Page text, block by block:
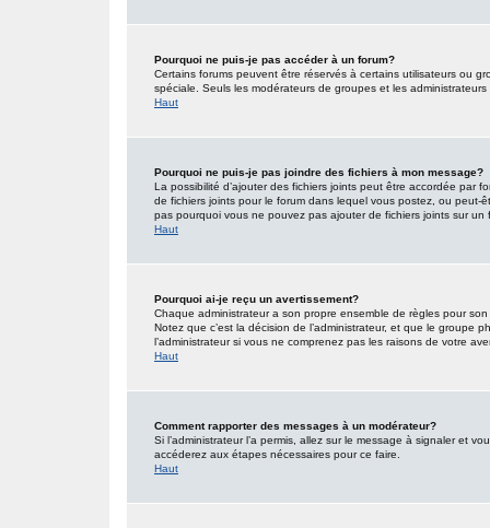
Pourquoi ne puis-je pas accéder à un forum?
Certains forums peuvent être réservés à certains utilisateurs ou
spéciale. Seuls les modérateurs de groupes et les
Haut
Pourquoi ne puis-je pas joindre des fichiers à mon message?
La possibilité d’ajouter des fichiers joints peut être accordée par
de fichiers joints pour le forum dans lequel vous postez, ou peut-
pas pourquoi vous ne pouvez pas ajouter de fichiers joints sur un
Haut
Pourquoi ai-je reçu un avertissement?
Chaque administrateur a son propre ensemble de règles pour
Notez que c’est la décision de l’administrateur, et que le groupe
l’administrateur si vous ne comprenez pas les raisons de votre
Haut
Comment rapporter des messages à un modérateur?
Si l’administrateur l’a permis, allez sur le message à signaler et
accéderez aux étapes nécessaires pour ce faire.
Haut